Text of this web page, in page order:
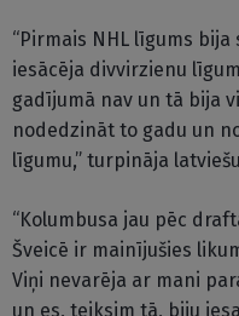
“Pirmais NHL līgums
iesācēja divvirzienu
gadījumā nav un tā bija
nodedzināt to gadu un
līgumu,” turpināja
“Kolumbusa jau pēc
Šveicē ir mainījušies
Viņi nevarēja ar mani
un es, teiksim tā, biju